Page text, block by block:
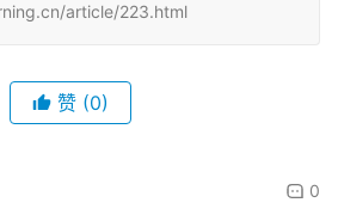
article/223.html
赞 (0)
0